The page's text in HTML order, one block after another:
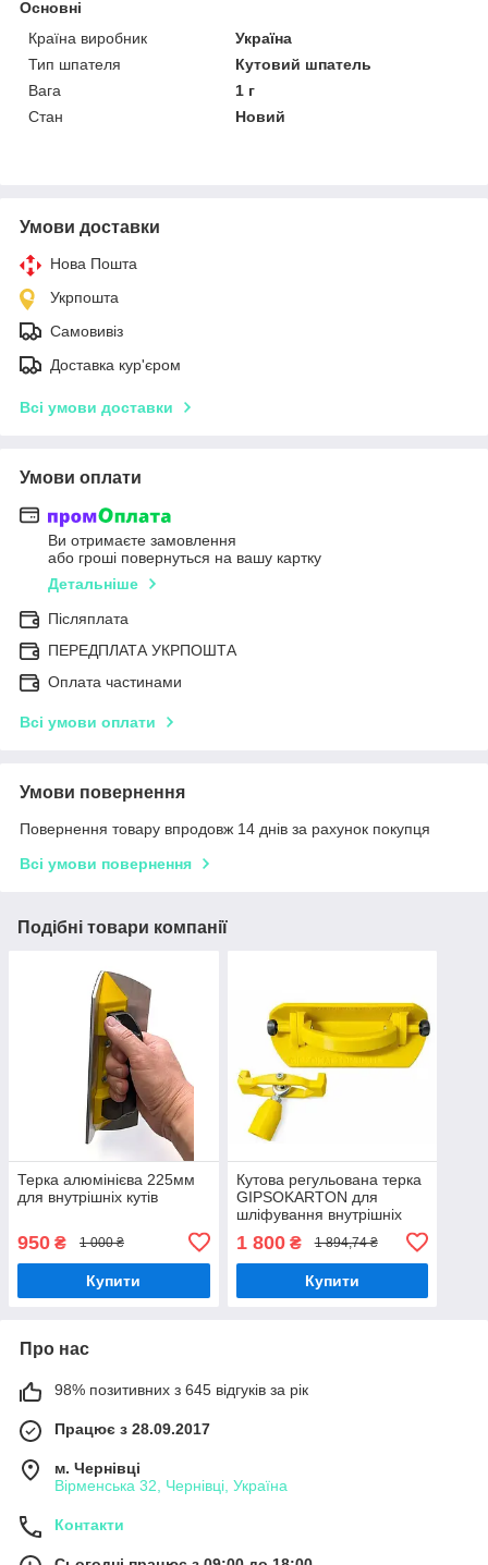
Основні
Країна виробник
Україна
Тип шпателя
Кутовий шпатель
Вага
1 г
Стан
Новий
Умови доставки
Нова Пошта
Укрпошта
Самовивіз
Доставка кур'єром
Всі умови доставки
Умови оплати
Ви отримаєте замовлення
або гроші повернуться на вашу картку
Детальніше
Післяплата
ПЕРЕДПЛАТА УКРПОШТА
Оплата частинами
Всі умови оплати
Умови повернення
Повернення товару впродовж 14 днів за рахунок покупця
Всі умови повернення
Подібні товари компанії
Терка алюмінієва 225мм
для внутрішніх кутів
950 ₴ 1 000 ₴
Купити
Кутова регульована терка
GIPSOKARTON для
шліфування внутрішніх
1 800₴ 1 894,74 ₴
Купити
Про нас
98% позитивних з 645 відгуків за рік
Працює з 28.09.2017
м. Чернівці
Вірменська 32, Чернівці, Україна
Контакти